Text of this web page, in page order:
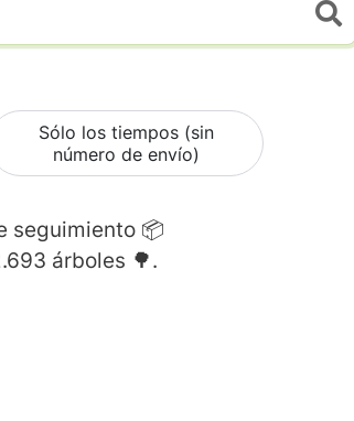
Sólo los tiempos (sin
número de envío)
seguimiento 📦
árboles 🌳.